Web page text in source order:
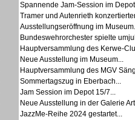
Spannende Jam-Session im
Tramer und Autenrieth
Ausstellungseröffnung im
Bundeswehrorchester spielte
Hauptversammlung des Kerwe-
Neue Ausstellung im Museum...
Hauptversammlung des MGV
Sommertagszug in Eberbach...
Jam Session im Depot 15/7...
Neue Ausstellung in der Galerie
JazzMe-Reihe 2024 gestartet...